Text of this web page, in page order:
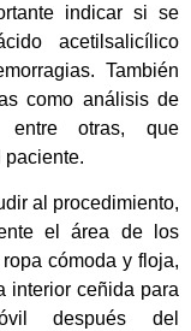
indicar si se
acetilsalicílico
También
como análisis de
entre otras, que
paciente.
al procedimiento,
el área de los
cómoda y floja,
interior ceñida para
después del